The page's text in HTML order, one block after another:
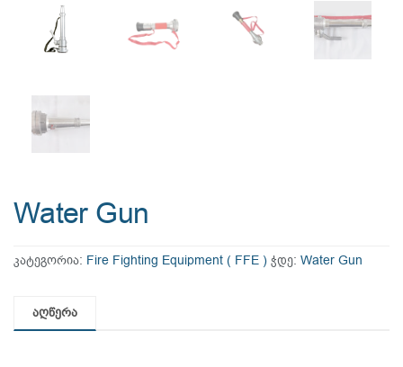
Water Gun
კატეგორია: Fire Fighting Equipment ( FFE ) ჭდე: Water Gun
აღწერა